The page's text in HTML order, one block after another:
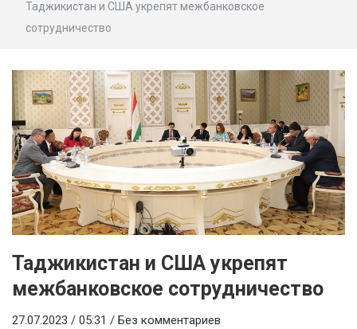
Таджикистан и США укрепят межбанковское
сотрудничество
Таджикистан и США укрепят
межбанковское сотрудничество
27.07.2023 / 05:31 / Без комментариев